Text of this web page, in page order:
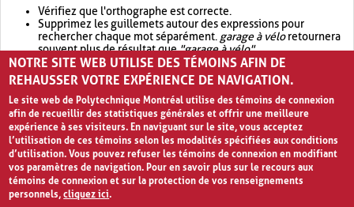
Vérifiez que l'orthographe est correcte.
Supprimez les guillemets autour des expressions pour
rechercher chaque mot séparément. garage à véloretournera
souvent plus de résultat que"garage à vélo".
Envisagez d'élargir votre recherche avec OR.garage OR vélo
retournera souvent plus de résultat quegarage à vélo
NOTRE SITE WEB UTILISE DES TÉMOINS AFIN DE
REHAUSSER VOTRE EXPÉRIENCE DE NAVIGATION.
Le site web de Polytechnique Montréal utilise des témoins de connexion
afin de recueillir des statistiques générales et offrir une meilleure
expérience à ses visiteurs. En naviguant sur le site, vous acceptez
l’utilisation de ces témoins selon les modalités spécifiées aux conditions
d’utilisation. Vous pouvez refuser les témoins de connexion en modifiant
vos paramètres de navigation. Pour en savoir plus sur le recours aux
témoins de connexion et sur la protection de vos renseignements
personnels,cliquez ici.